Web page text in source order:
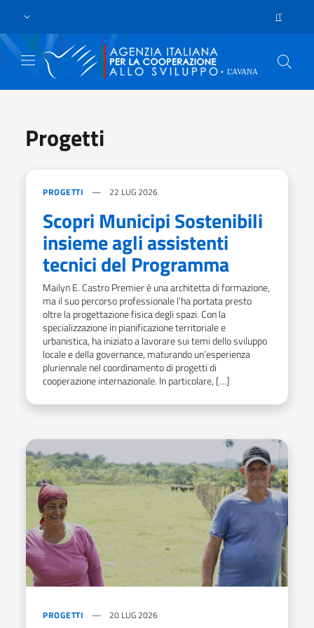
IT
Progetti
PROGETTI 22 LUG 2026
Scopri Municipi Sostenibili
insieme agli assistenti
tecnici del Programma
Mailyn E. Castro Premier è una architetta di formazione,
ma il suo percorso professionale l’ha portata presto
oltre la progettazione fisica degli spazi. Con la
specializzazione in pianificazione territoriale e
urbanistica, ha iniziato a lavorare sui temi dello sviluppo
locale e della governance, maturando un’esperienza
pluriennale nel coordinamento di progetti di
cooperazione internazionale. In particolare, […]
PROGETTI 20 LUG 2026